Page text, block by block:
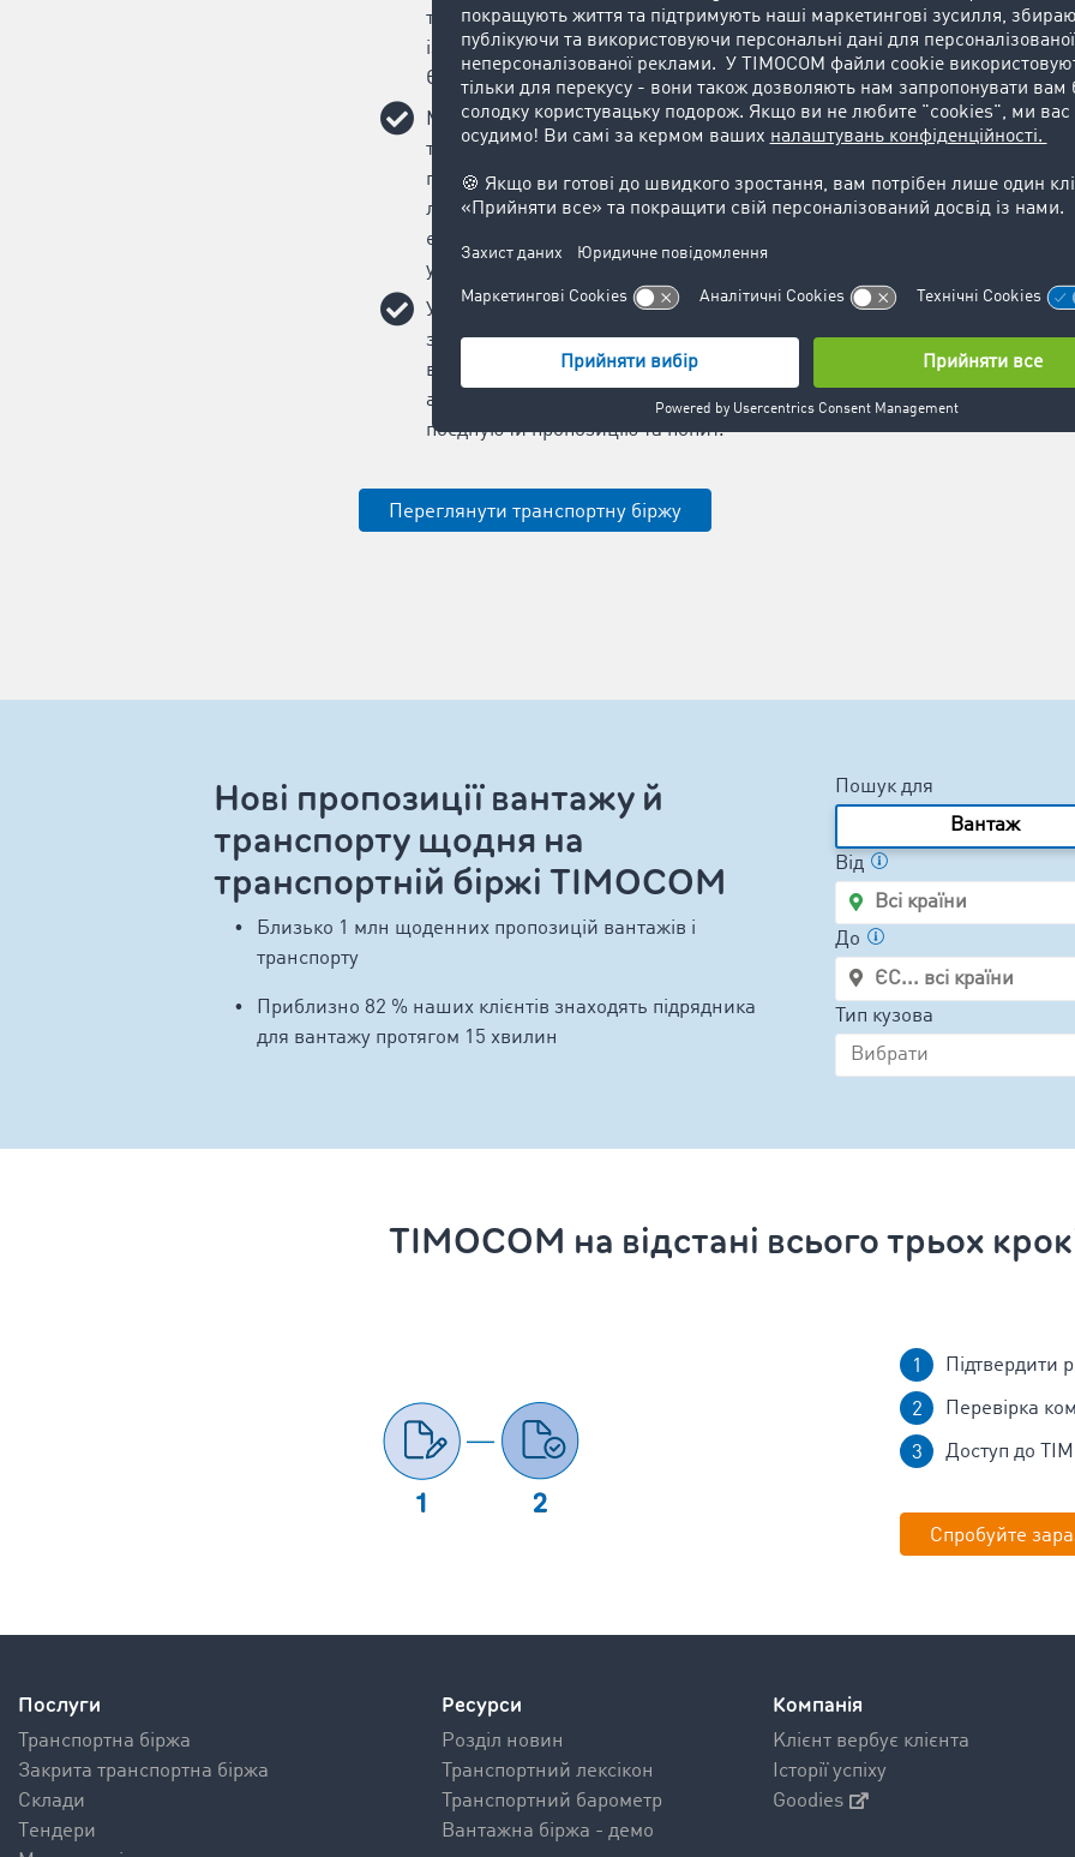
транспортні замовлення в одній
із провідних логістичних мереж
Європи.
Можна легко призначати
транспортні замовлення:
публікуйте пропозиції вантажів
лише за 20 секунд і збільшуйте
ефективність під час укладання
угод на перевезення.
Уникайте порожніх рейсів і
збільшуйте відсоток
використання місця в
автомобілях, розумно
поєднуючи пропозицію та попит.
Переглянути транспортну біржу
Нові пропозиції вантажу й
транспорту щодня на
транспортній біржі TIMOCOM
Близько 1 млн щоденних пропозицій вантажів і
транспорту
Приблизно 82 % наших клієнтів знаходять підрядника
для вантажу протягом 15 хвилин
Пошук для
Вантаж
Від
До
Тип кузова
TIMOCOM на відстані всього трьох
Підтвердити
Перевірка
Доступ до
Спробуйте
Послуги
Транспортна біржа
Закрита транспортна біржа
Склади
Tендери
Ресурси
Pозділ новин
Транспортний лексікон
Транспортний барометр
Вантажна біржа - демо
Компанія
Kлієнт вербує клієнта
Історії успіху
Goodies